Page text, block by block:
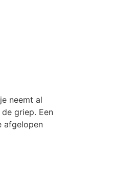
neemt al
griep. Een
afgelopen